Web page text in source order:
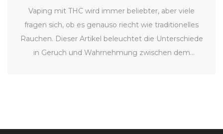
Vaping mit THC wird immer beliebter, aber viele
fragen sich, ob es genauso riecht wie traditionelles
Rauchen. Dieser Artikel beleuchtet die Unterschiede
in Geruch und Wahrnehmung zwischen dem